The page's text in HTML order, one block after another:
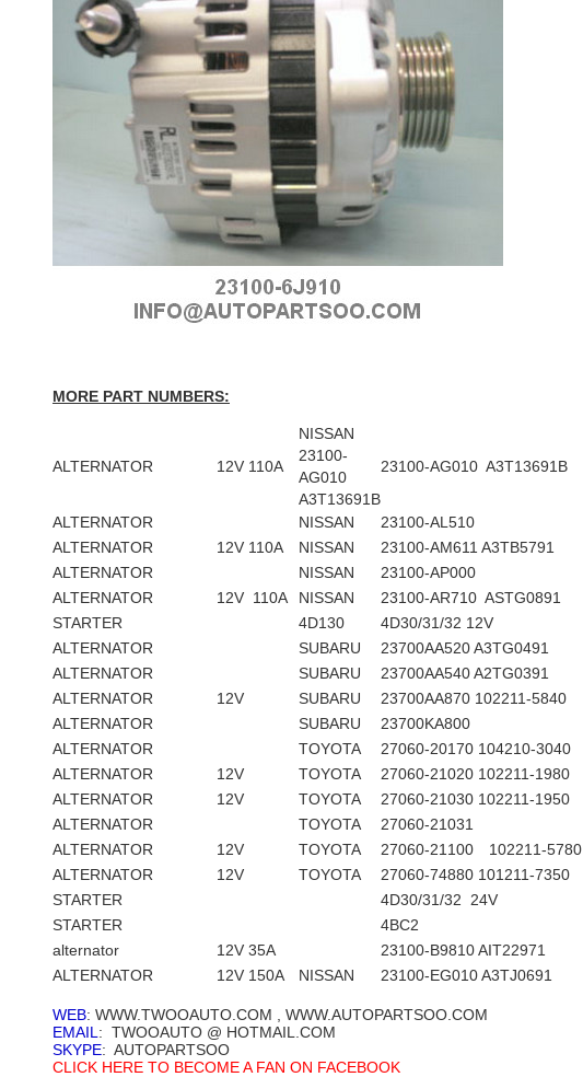
MORE PART NUMBERS:
ALTERNATOR 12V 110A
NISSAN
23100-
AG010
A3T13691B
23100-AG010 A3T13691B
ALTERNATOR NISSAN
23100-AL510
ALTERNATOR
12V 110A NISSAN
23100-AM611 A3TB5791
ALTERNATOR
NISSAN
23100-AP000
ALTERNATOR
12V 110A NISSAN
23100-AR710 ASTG0891
STARTER
4D130
4D30/31/32 12V
ALTERNATOR
SUBARU
23700AA520 A3TG0491
ALTERNATOR
SUBARU
23700AA540 A2TG0391
ALTERNATOR
12V SUBARU
23700AA870 102211-5840
ALTERNATOR
SUBARU
23700KA800
ALTERNATOR
TOYOTA
27060-20170 104210-3040
ALTERNATOR
12V TOYOTA
27060-21020 102211-1980
ALTERNATOR
12V TOYOTA
27060-21030 102211-1950
ALTERNATOR
TOYOTA
27060-21031
ALTERNATOR
12V TOYOTA
27060-21100 102211-5780
ALTERNATOR
12V TOYOTA
27060-74880 101211-7350
STARTER
4D30/31/32 24V
STARTER
4BC2
alternator
12V 35A
23100-B9810 AIT22971
ALTERNATOR
12V 150A NISSAN 23100-EG010 A3TJ0691
WEB: WWW.TWOOAUTO.COM , WWW.AUTOPARTSOO.COM
EMAIL : TWOOAUTO @ HOTMAIL.COM
SKYPE: AUTOPARTSOO
CLICK HERE TO BECOME A FAN ON FACEBOOK